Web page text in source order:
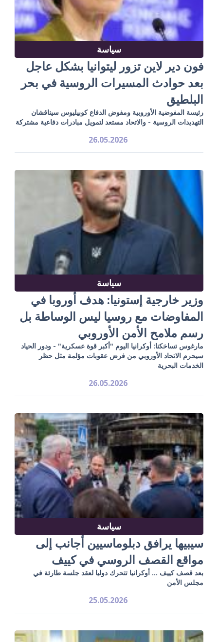
سياسة
فون دير لاين تزور ليتوانيا بشكل عاجل
بعد حوادث المسيرات الروسية في بحر
البلطيق
رئيسة المفوضية الأوروبية ومفوض الدفاع كوبيليوس سيناقشان
التهديدات الروسية - والاتحاد مستعد لتمويل مبادرات دفاعية مشتركة
26.05.2026
سياسة
وزير خارجية إستونيا: هدف أوروبا في
المفاوضات مع روسيا ليس الوساطة بل
رسم ملامح الأمن الأوروبي
مارغوس تساخكنا: أوكرانيا اليوم "أكبر قوة عسكرية" - ودور الحياد
سيحرم الاتحاد الأوروبي من فرض عقوبات مؤلمة مثل حظر
الخدمات البحرية
26.05.2026
سياسة
سيبيها يرافق دبلوماسيين أجانب إلى
مواقع القصف الروسي في كييف
بعد قصف كييف ... أوكرانيا تتحرك دوليا لعقد جلسة طارئة في
مجلس الأمن
25.05.2026